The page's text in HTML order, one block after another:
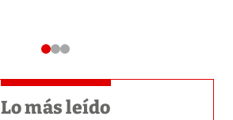
Lo más leído